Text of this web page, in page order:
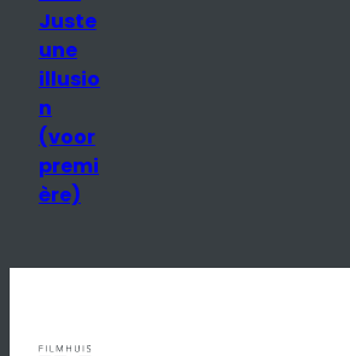
Juste
une
illusio
n
(voor
premi
ère)